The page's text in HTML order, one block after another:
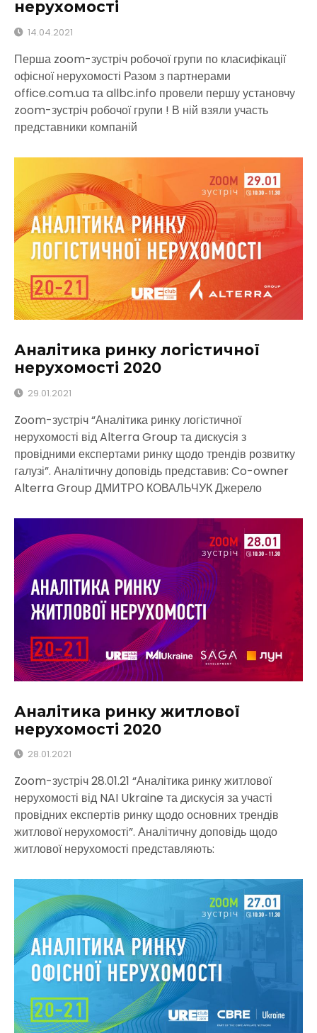
нерухомості
14.04.2021
Перша zoom-зустріч робочої групи по класифікації
офісної нерухомості Разом з партнерами
office.com.ua та allbc.info провели першу установчу
zoom-зустріч робочої групи ! В ній взяли участь
представники компаній
Аналітика ринку логістичної
нерухомості 2020
29.01.2021
Zoom-зустріч “Аналітика ринку логістичної
нерухомості від Alterra Group та дискусія з
провідними експертами ринку щодо трендів розвитку
галузі”. Аналітичну доповідь представив: Co-owner
Alterra Group ДМИТРО КОВАЛЬЧУК Джерело
Аналітика ринку житлової
нерухомості 2020
28.01.2021
Zoom-зустріч 28.01.21 “Аналітика ринку житлової
нерухомості від NAI Ukraine та дискусія за участі
провідних експертів ринку щодо основних трендів
житлової нерухомості”. Аналітичну доповідь щодо
житлової нерухомості представляють: